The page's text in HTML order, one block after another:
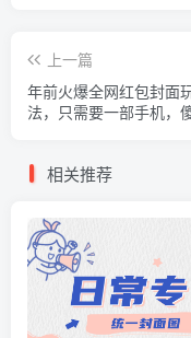
上一篇
年前火爆全网红包封面
法，只需要一部手机，
相关推荐